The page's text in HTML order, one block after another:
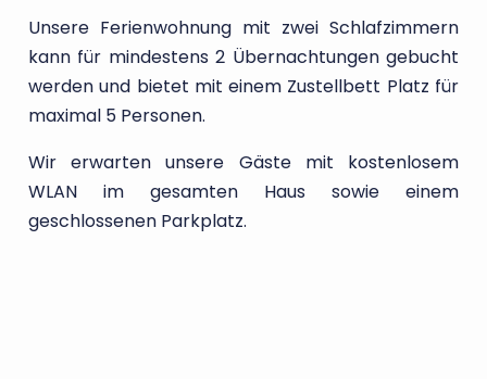
Unsere Ferienwohnung mit zwei Schlafzimmern
kann für mindestens 2 Übernachtungen gebucht
werden und bietet mit einem Zustellbett Platz für
maximal 5 Personen.
Wir erwarten unsere Gäste mit kostenlosem
WLAN im gesamten Haus sowie einem
geschlossenen Parkplatz.